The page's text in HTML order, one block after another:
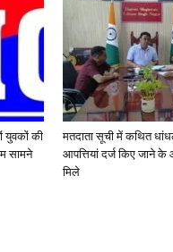
युवकों की
सामने
मतदाता सूची में कथित
आपत्तियां दर्ज किए जाने
मिले